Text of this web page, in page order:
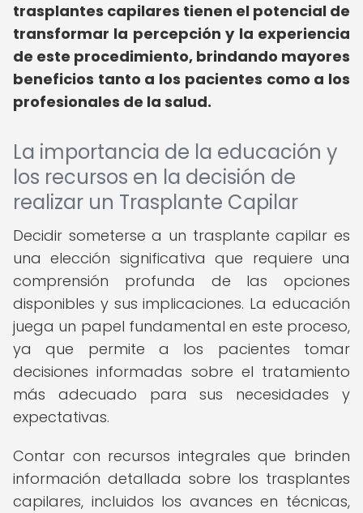
trasplantes capilares tienen el potencial de
transformar la percepción y la experiencia
de este procedimiento, brindando mayores
beneficios tanto a los pacientes como a los
profesionales de la salud.
La importancia de la educación y
los recursos en la decisión de
realizar un Trasplante Capilar
Decidir someterse a un trasplante capilar es
una elección significativa que requiere una
comprensión profunda de las opciones
disponibles y sus implicaciones. La educación
juega un papel fundamental en este proceso,
ya que permite a los pacientes tomar
decisiones informadas sobre el tratamiento
más adecuado para sus necesidades y
expectativas.
Contar con recursos integrales que brinden
información detallada sobre los trasplantes
capilares, incluidos los avances en técnicas,